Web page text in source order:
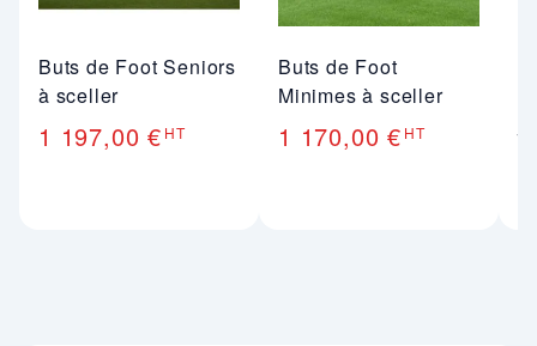
Buts de Foot Seniors
à sceller
1 197,00 € HT
Buts de Foot
Minimes à sceller
1 170,00 € HT